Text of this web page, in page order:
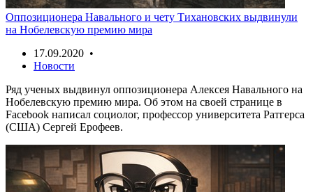
Оппозиционера Навального и чету Тихановских выдвинули
на Нобелевскую премию мира
17.09.2020 •
Новости
Ряд ученых выдвинул оппозиционера Алексея Навального на
Нобелевскую премию мира. Об этом на своей странице в
Facebook написал социолог, профессор университета Ратгерса
(США) Сергей Ерофеев.